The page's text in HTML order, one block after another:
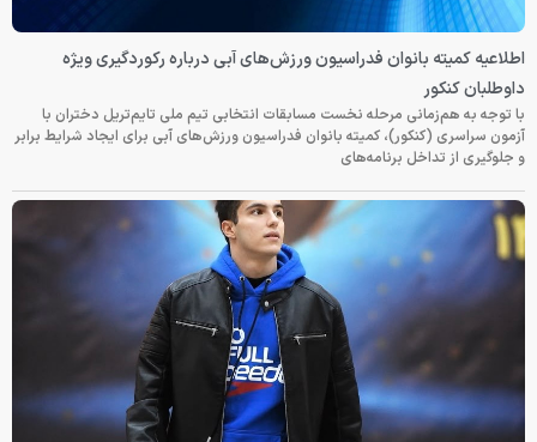
اطلاعیه کمیته بانوان فدراسیون ورزش‌های آبی درباره رکوردگیری ویژه
داوطلبان کنکور
با توجه به هم‌زمانی مرحله نخست مسابقات انتخابی تیم ملی تایم‌تریل دختران با
آزمون سراسری (کنکور)، کمیته بانوان فدراسیون ورزش‌های آبی برای ایجاد شرایط برابر
و جلوگیری از تداخل برنامه‌های